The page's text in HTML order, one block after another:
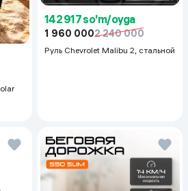
142 917 so'm/oyga
1 960 0002 240 000
Руль Chevrolet Malibu 2, cтальной